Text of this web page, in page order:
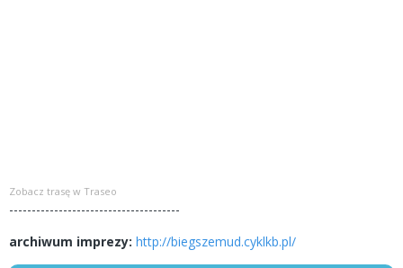
Zobacz trasę w Traseo
--------------------------------------
archiwum imprezy: http://biegszemud.cyklkb.pl/